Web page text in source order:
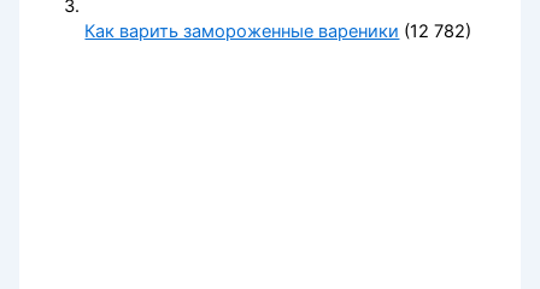
Как варить замороженные вареники (12 782)